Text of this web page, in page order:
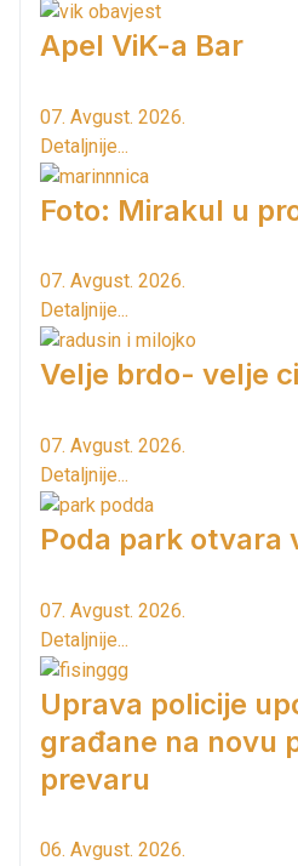
Apel ViK-a Bar
07. Avgust. 2026.
Detaljnije...
Foto: Mirakul u
07. Avgust. 2026.
Detaljnije...
Velje brdo- velje
07. Avgust. 2026.
Detaljnije...
Poda park otvara
07. Avgust. 2026.
Detaljnije...
Uprava policije
građane na novu
prevaru
06. Avgust. 2026.